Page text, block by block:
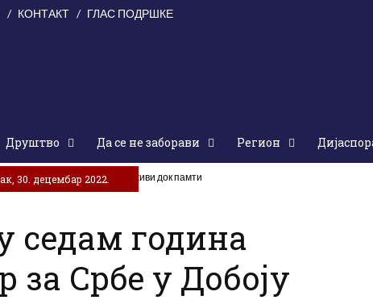
КОНТАКТ ГЛАС ПОДРШКЕ
Друштво Да се не заборави Регион
на жртве „Олује“: Народ живи док памти
30. децембар 2022.
седам година
за Србе у Добоју